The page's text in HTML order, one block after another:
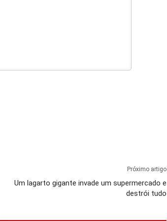
Próximo artigo
Um lagarto gigante invade um supermercado e
destrói tudo